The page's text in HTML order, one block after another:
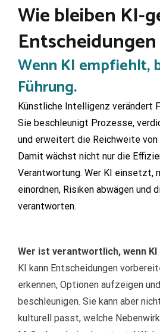
Wie bleiben KI-
Wenn KI empfiehlt,
Führung.
Künstliche Intelligenz verändert
Sie beschleunigt Prozesse,
und erweitert die Reichweite von
Damit wächst nicht nur die
Verantwortung. Wer KI einsetzt,
einordnen, Risiken abwägen und
verantworten.
Wer ist verantwortlich, wenn
KI kann Entscheidungen
erkennen, Optionen aufzeigen
beschleunigen. Sie kann aber
kulturell passt, welche